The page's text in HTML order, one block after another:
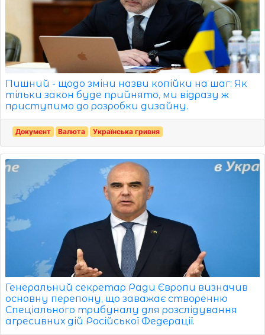
Пишний - щодо зміни назви копійки на шаг: Як
тільки закон буде прийнято, ми відразу ж
приступимо до розробки дизайну.
Документ Валюта Українська гривня
Генеральний секретар Ради Європи визначив
основну перепону, що заважає створенню
Спеціального трибуналу для розслідування
агресивних дій Російської Федерації.